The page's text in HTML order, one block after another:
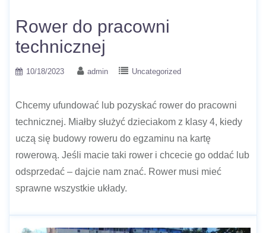
Rower do pracowni
technicznej
10/18/2023 admin Uncategorized
Chcemy ufundować lub pozyskać rower do pracowni
technicznej. Miałby służyć dzieciakom z klasy 4, kiedy
uczą się budowy roweru do egzaminu na kartę
rowerową. Jeśli macie taki rower i chcecie go oddać lub
odsprzedać – dajcie nam znać. Rower musi mieć
sprawne wszystkie układy.